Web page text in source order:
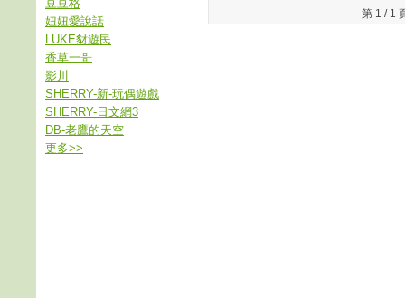
第 1 /
豆豆格
妞妞愛說話
LUKE豺遊民
香草一哥
影川
SHERRY-新-玩偶遊戲
SHERRY-日文網3
DB-老鷹的天空
更多>>